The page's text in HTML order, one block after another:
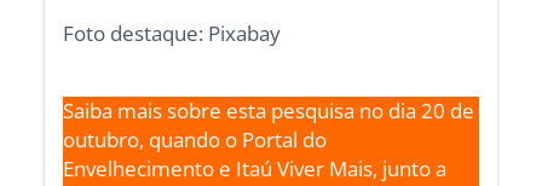
Foto destaque: Pixabay
Saiba mais sobre esta pesquisa no dia 20 de
outubro, quando o Portal do
Envelhecimento e Itaú Viver Mais, junto a